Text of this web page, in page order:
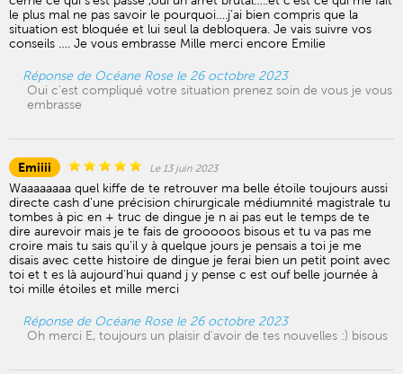
le plus mal ne pas savoir le pourquoi….j’ai bien compris que la
situation est bloquée et lui seul la debloquera. Je vais suivre vos
conseils …. Je vous embrasse Mille merci encore Emilie
Réponse de Océane Rose le 26 octobre 2023
Oui c'est compliqué votre situation prenez soin de vous je vous
embrasse
Emiiii Le 13 juin 2023
Waaaaaaaa quel kiffe de te retrouver ma belle étoile toujours aussi
directe cash d'une précision chirurgicale médiumnité magistrale tu
tombes à pic en + truc de dingue je n ai pas eut le temps de te
dire aurevoir mais je te fais de grooooos bisous et tu va pas me
croire mais tu sais qu'il y à quelque jours je pensais a toi je me
disais avec cette histoire de dingue je ferai bien un petit point avec
toi et t es là aujourd'hui quand j y pense c est ouf belle journée à
toi mille étoiles et mille merci
Réponse de Océane Rose le 26 octobre 2023
Oh merci E, toujours un plaisir d'avoir de tes nouvelles :) bisous